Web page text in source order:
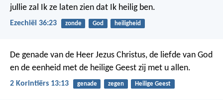
jullie zal Ik ze laten zien dat Ik heilig ben.
Ezechiël 36:23 zonde God heiligheid
De genade van de Heer Jezus Christus, de liefde van God
en de eenheid met de heilige Geest zij met u allen.
2 Korintiërs 13:13 genade zegen Heilige Geest